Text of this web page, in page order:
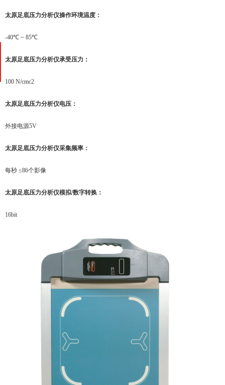
太原足底压力分析仪操作环境温度 ：
-40℃ ~ 85℃
太原足底压力分析仪承受压力 ：
100 N/cmc2
太原足底压力分析仪电压 ：
外接电源5V
太原足底压力分析仪采集频率 ：
每秒 ≤86个影像
太原足底压力分析仪模拟/数字转换 ：
16bit